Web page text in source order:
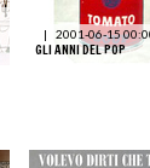
| 2001-06-15
GLI ANNI DEL POP